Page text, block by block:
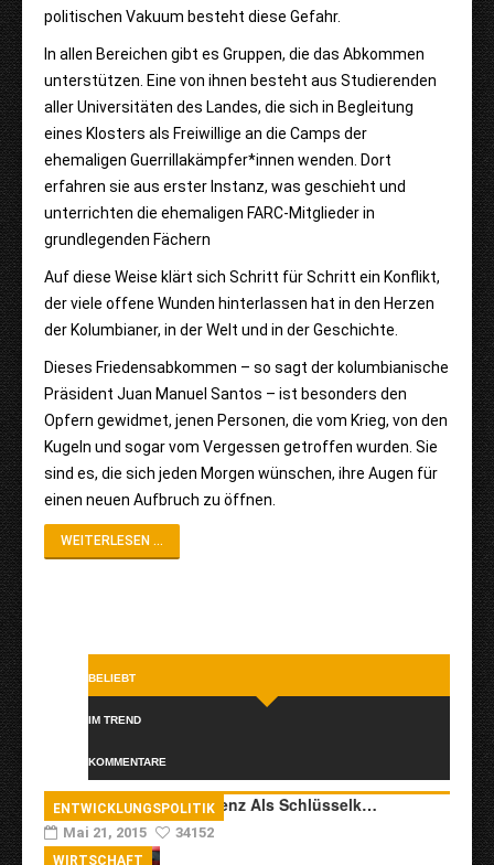
politischen Vakuum besteht diese Gefahr.
In allen Bereichen gibt es Gruppen, die das Abkommen
unterstützen. Eine von ihnen besteht aus Studierenden
aller Universitäten des Landes, die sich in Begleitung
eines Klosters als Freiwillige an die Camps der
ehemaligen Guerrillakämpfer*innen wenden. Dort
erfahren sie aus erster Instanz, was geschieht und
unterrichten die ehemaligen FARC-Mitglieder in
grundlegenden Fächern
Auf diese Weise klärt sich Schritt für Schritt ein Konflikt,
der viele offene Wunden hinterlassen hat in den Herzen
der Kolumbianer, in der Welt und in der Geschichte.
Dieses Friedensabkommen – so sagt der kolumbianische
Präsident Juan Manuel Santos – ist besonders den
Opfern gewidmet, jenen Personen, die vom Krieg, von den
Kugeln und sogar vom Vergessen getroffen wurden. Sie
sind es, die sich jeden Morgen wünschen, ihre Augen für
einen neuen Aufbruch zu öffnen.
WEITERLESEN ...
BELIEBT
IM TREND
KOMMENTARE
Transkulturelle Kompetenz Als Schlüsselk…
Mai 21, 2015 34152
ENTWICKLUNGSPOLITIK
WIRTSCHAFT